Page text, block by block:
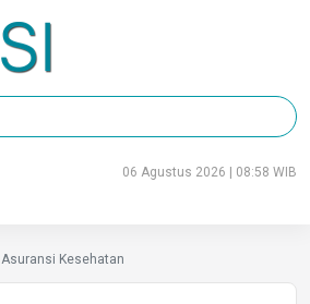
06 Agustus 2026 | 08:58 WIB
Asuransi Kesehatan